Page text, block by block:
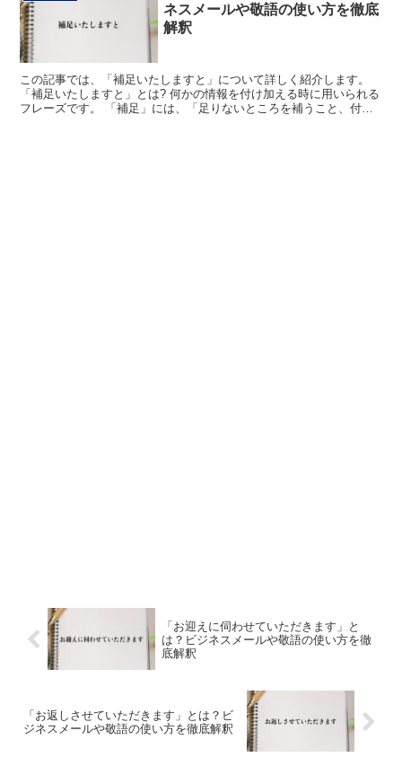
ネスメールや敬語の使い方を徹底
解釈
この記事では、「補足いたしますと」について詳しく紹介します。
「補足いたしますと」とは? 何かの情報を付け加える時に用いられる
フレーズです。 「補足」には、「足りないところを補うこと、付け
「お迎えに伺わせていただきます」と
は？ビジネスメールや敬語の使い方を徹
底解釈
「お返しさせていただきます」とは？ビ
ジネスメールや敬語の使い方を徹底解釈